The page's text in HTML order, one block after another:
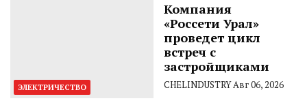
ЭЛЕКТРИЧЕСТВО
Компания
«Россети Урал»
проведет цикл
встреч с
застройщиками
CHELINDUSTRYАвг 06, 2026